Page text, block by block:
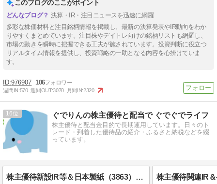
このブログのここがポイント
決算・IR・注目ニュースを迅速に網羅
多彩な株価材料と注目銘柄情報を掲載し、最新の決算発表やIR動向をわか
りやすくまとめています。注目株やデイトレ向けの銘柄リストも網羅し、
市場の動きを瞬時に把握できる工夫が施されています。投資判断に役立つ
リアルタイム情報を提供し、投資戦略の一助となる内容を心掛けていま
す。
976907 106
週間IN:570 週間OUT:3070 月間IN:2320
16 ぐでりんの株主優待と配当で ぐでぐでライフ
株主優待と配当金目的で長期運用しています。日々のト
レード・到着した優待品の紹介・ふるさと納税などを綴
っています。
株主優待新設IR等＆日本製紙（3863）・チムニー（3178）・クオール（3034）株主優待到着